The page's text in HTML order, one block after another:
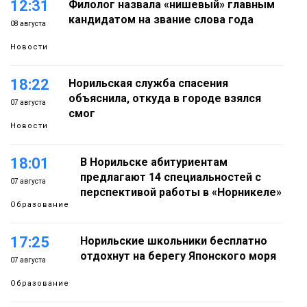
12:31
08 августа
Новости
Филолог назвала «нишевый» главным
кандидатом на звание слова года
18:22
07 августа
Новости
Норильская служба спасения
объяснила, откуда в городе взялся
смог
18:01
07 августа
Образование
В Норильске абитуриентам
предлагают 14 специальностей с
перспективой работы в «Норникеле»
17:25
07 августа
Образование
Норильские школьники бесплатно
отдохнут на берегу Японского моря